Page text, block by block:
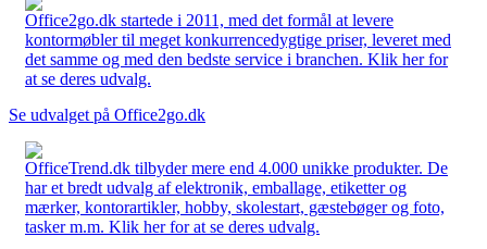
Office2go.dk startede i 2011, med det formål at levere
kontormøbler til meget konkurrencedygtige priser, leveret med
det samme og med den bedste service i branchen. Klik her for
at se deres udvalg.
Se udvalget på Office2go.dk
OfficeTrend.dk tilbyder mere end 4.000 unikke produkter. De
har et bredt udvalg af elektronik, emballage, etiketter og
mærker, kontorartikler, hobby, skolestart, gæstebøger og foto,
tasker m.m. Klik her for at se deres udvalg.